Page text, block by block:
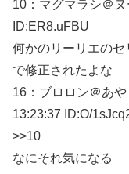
10： マグマラシ＠
ID:ER8.uFBU
何かのリーリエのセ
で修正されたよな
16： ブロロン＠あや
13:23:37 ID:O/
>>10
なにそれ気になる